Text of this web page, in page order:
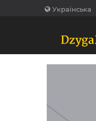
Українська